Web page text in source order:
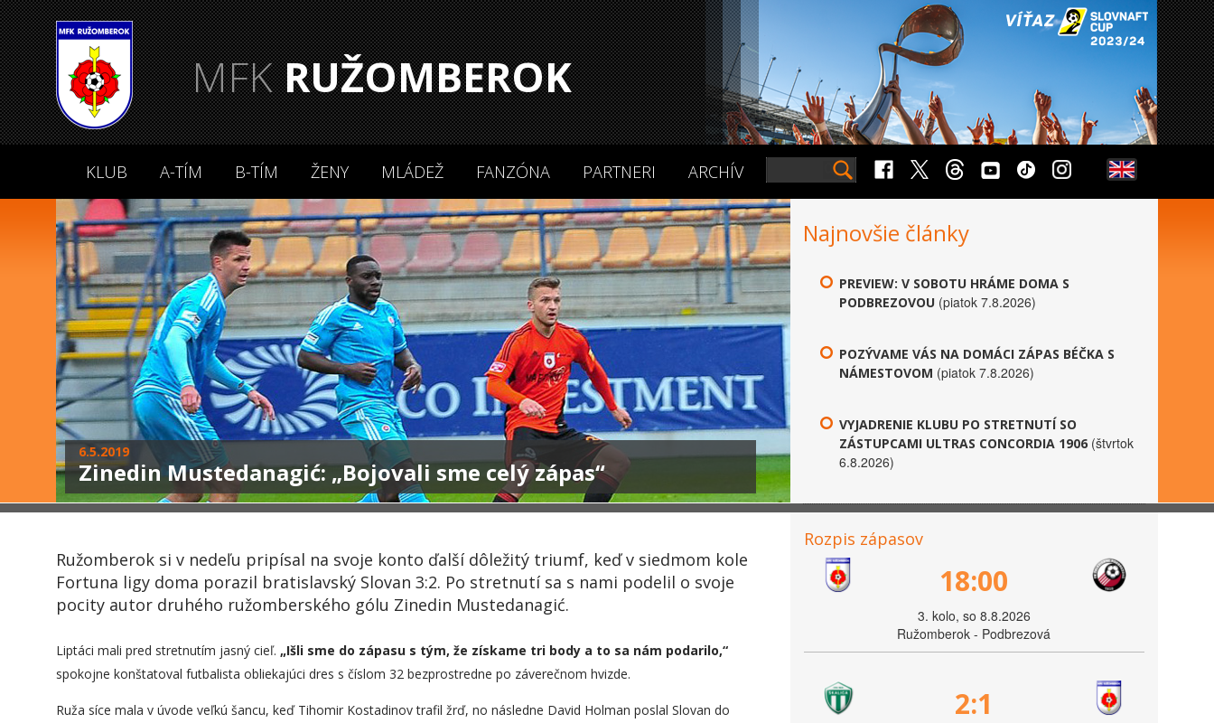
MFKRUŽOMBEROK
KLUB A-TÍM B-TÍM ŽENY MLÁDEŽ FANZÓNA PARTNERI ARCHÍV
6.5.2019
Zinedin Mustedanagić: „Bojovali sme celý zápas“
Najnovšie články
PREVIEW: V SOBOTU HRÁME DOMA S
PODBREZOVOU (piatok 7.8.2026)
POZÝVAME VÁS NA DOMÁCI ZÁPAS BÉČKA S
NÁMESTOVOM (piatok 7.8.2026)
VYJADRENIE KLUBU PO STRETNUTÍ SO
ZÁSTUPCAMI ULTRAS CONCORDIA 1906 (štvrtok
6.8.2026)
Ružomberok si v nedeľu pripísal na svoje konto ďalší dôležitý triumf, keď v siedmom kole
Fortuna ligy doma porazil bratislavský Slovan 3:2. Po stretnutí sa s nami podelil o svoje
pocity autor druhého ružomberského gólu Zinedin Mustedanagić.
Liptáci mali pred stretnutím jasný cieľ. „Išli sme do zápasu s tým, že získame tri body a to sa nám podarilo,“
spokojne konštatoval futbalista obliekajúci dres s číslom 32 bezprostredne po záverečnom hvizde.
Ruža síce mala v úvode veľkú šancu, keď Tihomir Kostadinov trafil žrď, no následne David Holman poslal Slovan do
Rozpis zápasov
18:00
3. kolo, so 8.8.2026
Ružomberok - Podbrezová
2:1